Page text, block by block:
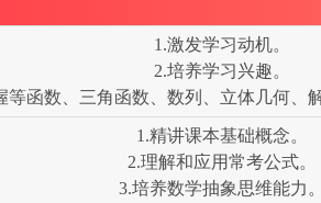
1.激发学习动机。
2.培养学习兴趣。
等函数、三角函数、数列、立体几何、
1.精讲课本基础概念。
2.理解和应用常考公式。
3.培养数学抽象思维能力。